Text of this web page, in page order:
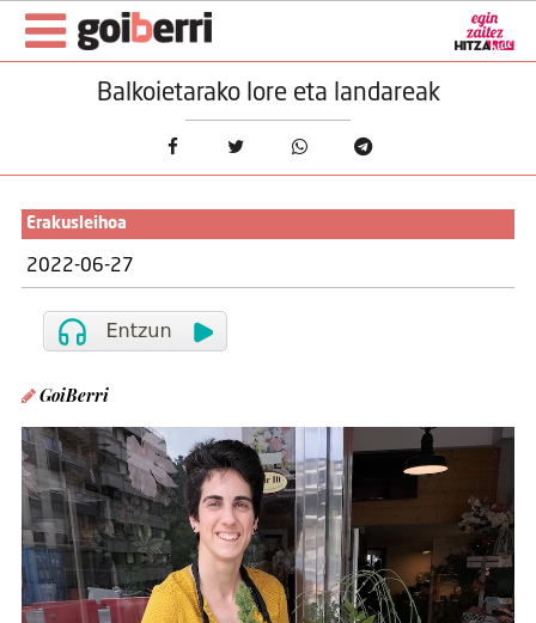
Balkoietarako lore eta landareak
Erakusleihoa
2022-06-27
GoiBerri